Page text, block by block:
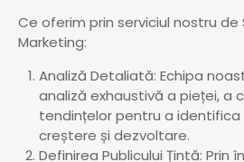
Ce oferim prin serviciul nostru
Marketing:
Analiză Detaliată: Echipa
analiză exhaustivă a pieței, a
tendințelor pentru a
creștere și dezvoltare.
Definirea Publicului Țintă: Prin